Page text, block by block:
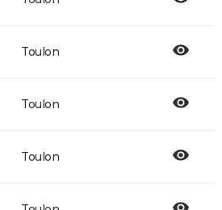
Toulon
Toulon
Toulon